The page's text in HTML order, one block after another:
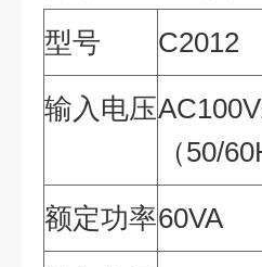
型号
C2012
输入电压
（50/
额定功率60VA